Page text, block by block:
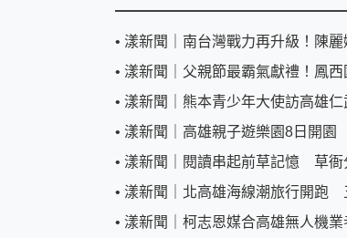
• 漾新聞｜南台灣戰力再升級！陳
• 漾新聞｜父親節最霸氣獻禮！鳳
• 漾新聞｜熊本青少年大使訪高雄
• 漾新聞｜高雄親子遊樂園8日開
• 漾新聞｜閱讀串起前草記憶 草衙
• 漾新聞｜北高雄海線潮旅行開跑
• 漾新聞｜柯志恩媒合高雄無人機